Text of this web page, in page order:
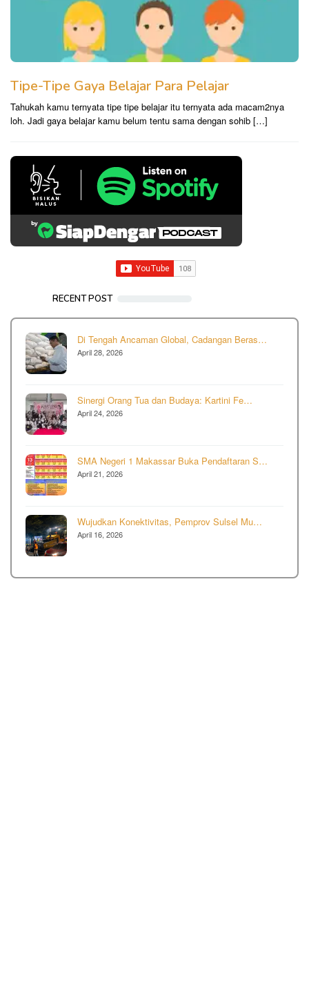
Tipe-Tipe Gaya Belajar Para Pelajar
Tahukah kamu ternyata tipe tipe belajar itu ternyata ada macam2nya
loh. Jadi gaya belajar kamu belum tentu sama dengan sohib […]
RECENT POST
Di Tengah Ancaman Global, Cadangan Beras…
April 28, 2026
Sinergi Orang Tua dan Budaya: Kartini Fe…
April 24, 2026
SMA Negeri 1 Makassar Buka Pendaftaran S…
April 21, 2026
Wujudkan Konektivitas, Pemprov Sulsel Mu…
April 16, 2026